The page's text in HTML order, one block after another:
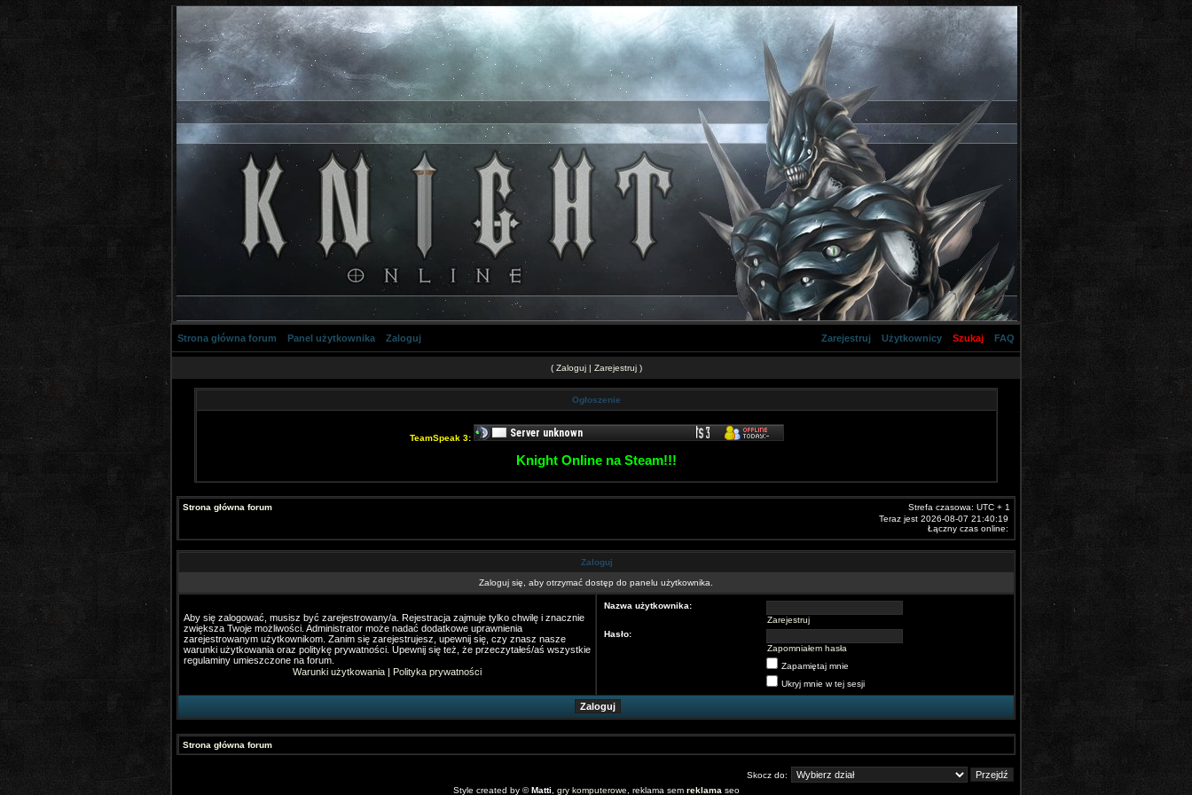
Strona główna forum Panel użytkownika Zaloguj FAQ
Szukaj
Użytkownicy
Zarejestruj
( Zaloguj| Zarejestruj)
Ogłoszenie
TeamSpeak 3:
Knight Online na Steam!!!
Strona główna forum
Strefa czasowa: UTC + 1
Teraz jest 2026-08-07 21:40:19
Łączny czas online:
Zaloguj
Zaloguj się, aby otrzymać dostęp do panelu użytkownika.
Aby się zalogować, musisz być zarejestrowany/a. Rejestracja zajmuje tylko chwilę i znacznie
zwiększa Twoje możliwości. Administrator może nadać dodatkowe uprawnienia
zarejestrowanym użytkownikom. Zanim się zarejestrujesz, upewnij się, czy znasz nasze
warunki użytkowania oraz politykę prywatności. Upewnij się też, że przeczytałeś/aś wszystkie
regulaminy umieszczone na forum.
Warunki użytkowania | Polityka prywatności
Nazwa użytkownika:
Zarejestruj
Hasło:
Zapomniałem hasła
Zapamiętaj mnie
Ukryj mnie w tej sesji
Strona główna forum
Skocz do:
Style created by ©Matti gry komputerowe , reklama sem reklama seo